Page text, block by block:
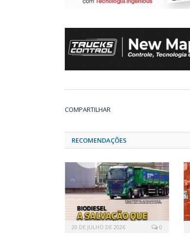
COMPARTILHAR
RECOMENDAÇÕES
20 DE JULHO DE 2026 0